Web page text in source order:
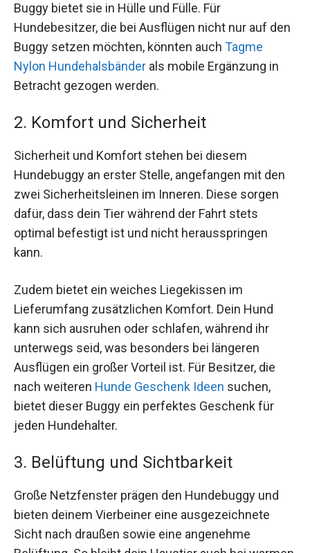
Buggy bietet sie in Hülle und Fülle. Für
Hundebesitzer, die bei Ausflügen nicht nur auf den
Buggy setzen möchten, könnten auch Tagme
Nylon Hundehalsbänder als mobile Ergänzung in
Betracht gezogen werden.
2. Komfort und Sicherheit
Sicherheit und Komfort stehen bei diesem
Hundebuggy an erster Stelle, angefangen mit den
zwei Sicherheitsleinen im Inneren. Diese sorgen
dafür, dass dein Tier während der Fahrt stets
optimal befestigt ist und nicht herausspringen
kann.
Zudem bietet ein weiches Liegekissen im
Lieferumfang zusätzlichen Komfort. Dein Hund
kann sich ausruhen oder schlafen, während ihr
unterwegs seid, was besonders bei längeren
Ausflügen ein großer Vorteil ist. Für Besitzer, die
nach weiteren Hunde Geschenk Ideen suchen,
bietet dieser Buggy ein perfektes Geschenk für
jeden Hundehalter.
3. Belüftung und Sichtbarkeit
Große Netzfenster prägen den Hundebuggy und
bieten deinem Vierbeiner eine ausgezeichnete
Sicht nach draußen sowie eine angenehme